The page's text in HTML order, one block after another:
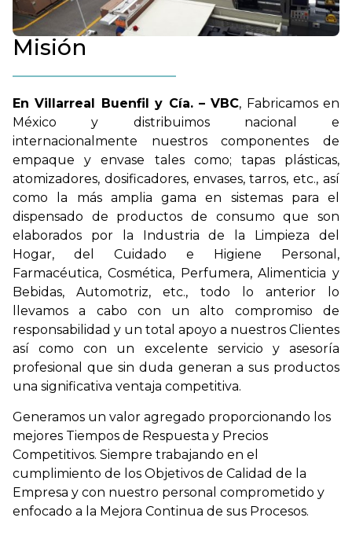
Misión
En Villarreal Buenfil y Cía. – VBC, Fabricamos en
México y distribuimos nacional e
internacionalmente nuestros componentes de
empaque y envase tales como; tapas plásticas,
atomizadores, dosificadores, envases, tarros, etc., así
como la más amplia gama en sistemas para el
dispensado de productos de consumo que son
elaborados por la Industria de la Limpieza del
Hogar, del Cuidado e Higiene Personal,
Farmacéutica, Cosmética, Perfumera, Alimenticia y
Bebidas, Automotriz, etc., todo lo anterior lo
llevamos a cabo con un alto compromiso de
responsabilidad y un total apoyo a nuestros Clientes
así como con un excelente servicio y asesoría
profesional que sin duda generan a sus productos
una significativa ventaja competitiva.
Generamos un valor agregado proporcionando los
mejores Tiempos de Respuesta y Precios
Competitivos. Siempre trabajando en el
cumplimiento de los Objetivos de Calidad de la
Empresa y con nuestro personal comprometido y
enfocado a la Mejora Continua de sus Procesos.